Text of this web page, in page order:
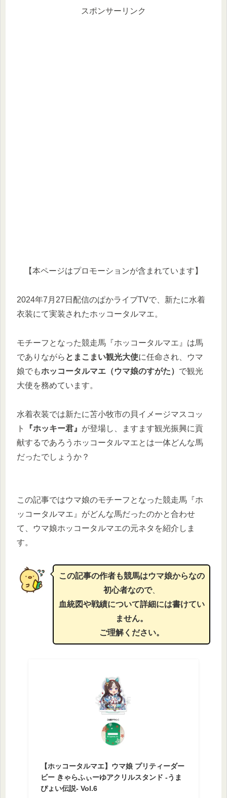
スポンサーリンク
【本ページはプロモーションが含まれています】
2024年7月27日配信のぱかライブTVで、新たに水着
衣装にて実装されたホッコータルマエ。
モチーフとなった競走馬『ホッコータルマエ』は馬
でありながら とまこまい観光大使に任命され、ウマ
娘でもホッコータルマエ（ウマ娘のすがた） で観光
大使を務めています。
水着衣装では新たに苫小牧市の貝イメージマスコッ
ト
『ホッキー君』 が登場し、ますます観光振興に貢
献するであろうホッコータルマエとは一体どんな馬
だったでしょうか？
この記事ではウマ娘のモチーフとなった競走馬『ホ
ッコータルマエ』がどんな馬だったのかと合わせ
て、ウマ娘ホッコータルマエの元ネタを紹介しま
す。
この記事の作者も競馬はウマ娘からなの
初心者なので、
血統図や戦績について詳細には書けてい
ません。
ご理解ください。
【ホッコータルマエ】ウマ娘 プリティーダー
ビー きゃらふぃーゆアクリルスタンド -うま
ぴょい伝説- Vol.6